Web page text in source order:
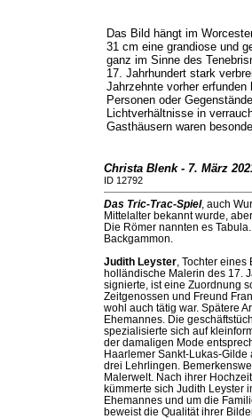
Das Bild hängt im
31 cm eine grandiose und
ganz im Sinne des
17. Jahrhundert stark
Jahrzehnte vorher
Personen oder
Lichtverhältnisse in
Gasthäusern waren
Christa Blenk - 7. März
ID 12792
Das Tric-Trac-Spiel, auch
Mittelalter bekannt wurde,
Die Römer nannten es
Backgammon.
Judith Leyster, Tochter eines
holländische Malerin des 17.
signierte, ist eine Zuordnung
Zeitgenossen und Freund
wohl auch tätig war. Spätere
Ehemannes. Die
spezialisierte sich auf
der damaligen Mode
Haarlemer Sankt-Lukas-
drei Lehrlingen.
Malerwelt. Nach ihrer
kümmerte sich Judith Leyster
Ehemannes und um die
beweist die Qualität ihrer